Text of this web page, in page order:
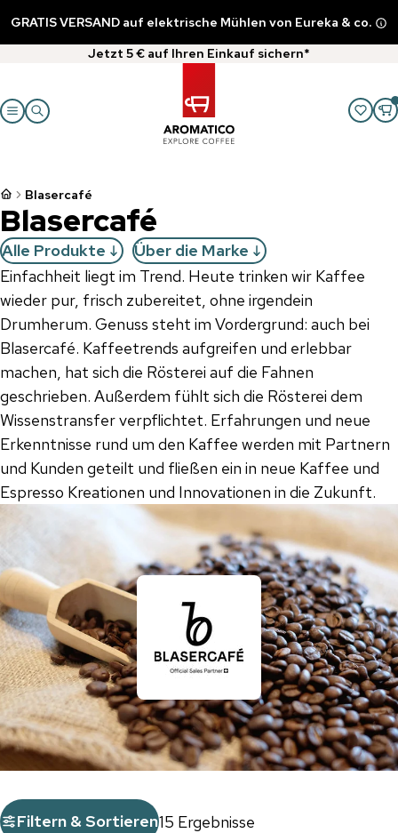
GRATIS VERSAND auf elektrische Mühlen von Eureka & co.
Jetzt 5 € auf Ihren Einkauf sichern*
Blasercafé
Blasercafé
Alle Produkte
Über die Marke
Einfachheit liegt im Trend. Heute trinken wir Kaffee
wieder pur, frisch zubereitet, ohne irgendein
Drumherum. Genuss steht im Vordergrund: auch bei
Blasercafé. Kaffeetrends aufgreifen und erlebbar
machen, hat sich die Rösterei auf die Fahnen
geschrieben. Außerdem fühlt sich die Rösterei dem
Wissenstransfer verpflichtet. Erfahrungen und neue
Erkenntnisse rund um den Kaffee werden mit Partnern
und Kunden geteilt und fließen ein in neue Kaffee und
Espresso Kreationen und Innovationen in die Zukunft.
Filtern & Sortieren15 Ergebnisse